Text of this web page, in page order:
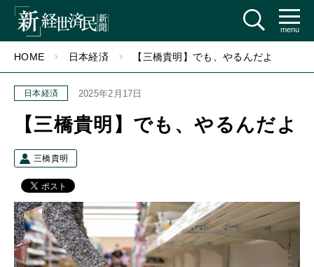
menu
HOME 日本経済 【三橋貴明】でも、やるんだよ
日本経済 2025年2月17日
【三橋貴明】でも、やるんだよ
三橋貴明